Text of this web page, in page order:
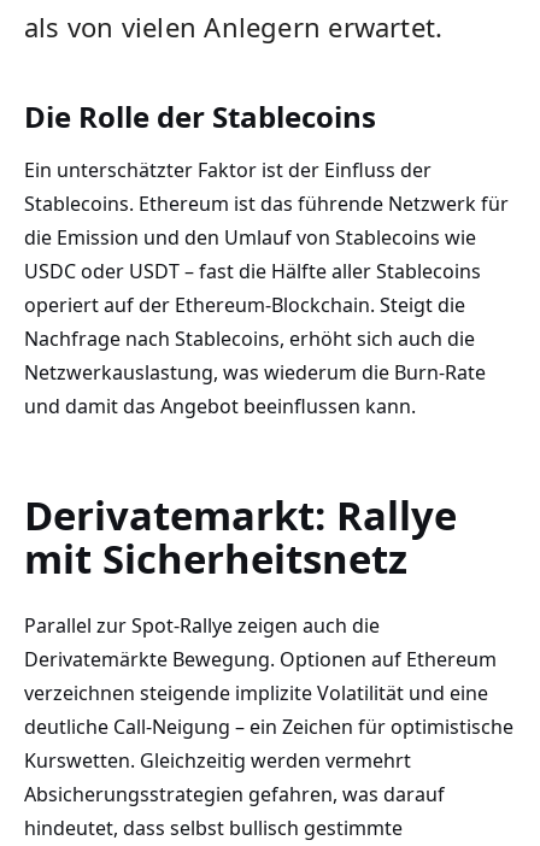
als von vielen Anlegern erwartet.
Die Rolle der Stablecoins
Ein unterschätzter Faktor ist der Einfluss der
Stablecoins. Ethereum ist das führende Netzwerk für
die Emission und den Umlauf von Stablecoins wie
USDC oder USDT – fast die Hälfte aller Stablecoins
operiert auf der Ethereum-Blockchain. Steigt die
Nachfrage nach Stablecoins, erhöht sich auch die
Netzwerkauslastung, was wiederum die Burn-Rate
und damit das Angebot beeinflussen kann.
Derivatemarkt: Rallye
mit Sicherheitsnetz
Parallel zur Spot-Rallye zeigen auch die
Derivatemärkte Bewegung. Optionen auf Ethereum
verzeichnen steigende implizite Volatilität und eine
deutliche Call-Neigung – ein Zeichen für optimistische
Kurswetten. Gleichzeitig werden vermehrt
Absicherungsstrategien gefahren, was darauf
hindeutet, dass selbst bullisch gestimmte